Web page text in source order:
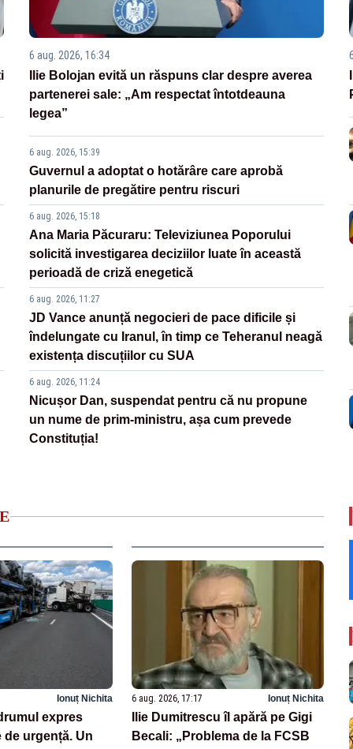
6 aug. 2026, 16:34
Ilie Bolojan evită un răspuns clar despre averea
partenerei sale: „Am respectat întotdeauna
legea”
6 aug. 2026, 15:39
Guvernul a adoptat o hotărâre care aprobă
planurile de pregătire pentru riscuri
6 aug. 2026, 15:18
Ana Maria Păcuraru: Televiziunea Poporului
solicită investigarea deciziilor luate în această
perioadă de criză enegetică
6 aug. 2026, 11:27
JD Vance anunță negocieri de pace dificile și
îndelungate cu Iranul, în timp ce Teheranul neagă
existența discuțiilor cu SUA
6 aug. 2026, 11:24
Nicușor Dan, suspendat pentru că nu propune
un nume de prim-ministru, așa cum prevede
Constituția!
Ionuț Nichita
expres
urgență. Un
6 aug. 2026, 17:17 Ionuț Nichita
Ilie Dumitrescu îl apără pe Gigi
Becali: „Problema de la FCSB